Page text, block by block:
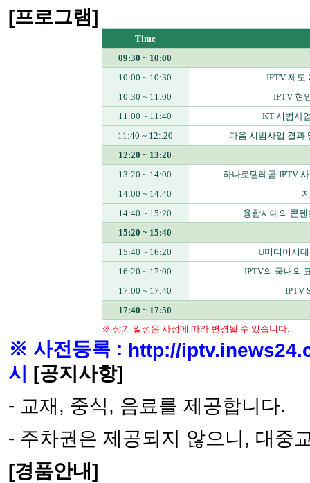
[프로그램]
Time
09:30 ~ 10:00
10:00 ~ 10:30
IPTV 제도
10:30 ~ 11:00
IPTV 현
11:00 ~ 11:40
KT 시범사
11:40 ~ 12:.20
다음 시범사업 결과
12:20 ~ 13:20
13:20 ~ 14:00
하나로텔레콤 IPTV
14:00 ~ 14:40
14:40 ~ 15:20
융합시대의 콘
15:20 ~ 15:40
15:40 ~ 16:20
U미디어시
16:20 ~ 17:00
IPTV의 국내외
17:00 ~ 17:40
IPTV
17:40 ~ 17:50
※ 상기 일정은 사정에 따라 변경될 수 있습니다.
※ 사전등록 : http://
시 [공지사항]
- 교재, 중식, 음료를 제공합니다.
- 주차권은 제공되지 않으니, 대중
[경품안내]